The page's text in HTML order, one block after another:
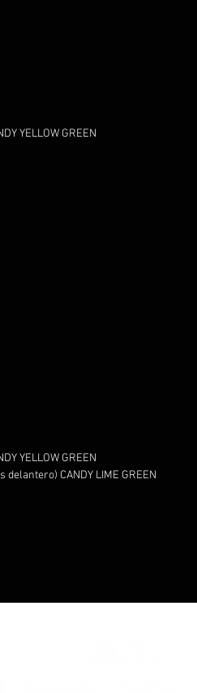
YELLOW GREEN
YELLOW GREEN
CANDY LIME GREEN